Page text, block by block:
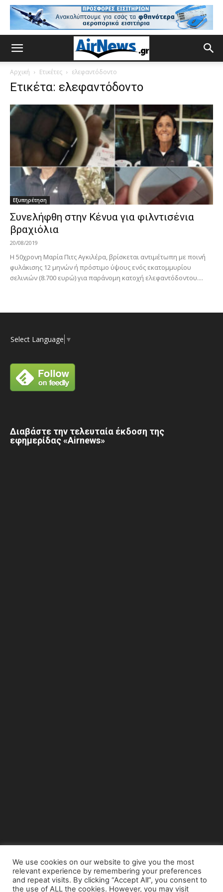
Αρχική Ετικέτες ελεφαντόδοντο
Ετικέτα: ελεφαντόδοντο
Εξυπηρέτηση
Συνελήφθη στην Κένυα για φιλντισένια
βραχιόλια
20/08/2019
Η 50χρονη Μαρία Πιτς Αγκιλέρα, βρίσκεται αντιμέτωπη με ποινή
φυλάκισης 12 μηνών ή πρόστιμο ύψους ενός εκατομμυρίου
σελινιών (8.700 ευρώ) για παράνομη κατοχή ελεφαντόδοντου....
Select Language ▼
Διαβάστε την τελευταία έκδοση της
εφημερίδας «Airnews»
© Copyright 2015 - www.airnews.gr
We use cookies on our website to give you the most
relevant experience by remembering your preferences
and repeat visits. By clicking “Accept All”, you consent to
the use of ALL the cookies. However, you may visit